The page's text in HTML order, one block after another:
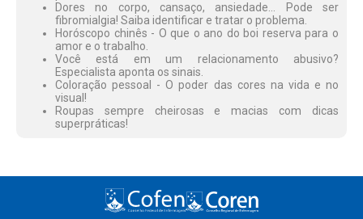
Dores no corpo, cansaço, ansiedade... Pode ser
fibromialgia! Saiba identificar e tratar o problema.
Horóscopo chinês - O que o ano do boi reserva para o
amor e o trabalho.
Você está em um relacionamento abusivo?
Especialista aponta os sinais.
Coloração pessoal - O poder das cores na vida e no
visual!
Roupas sempre cheirosas e macias com dicas
superpráticas!